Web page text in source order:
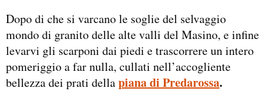
Dopo di che si varcano le soglie del selvaggio
mondo di granito delle alte valli del Masino, e infine
levarvi gli scarponi dai piedi e trascorrere un intero
pomeriggio a far nulla, cullati nell’accogliente
bellezza dei prati dellapiana di Predarossa.